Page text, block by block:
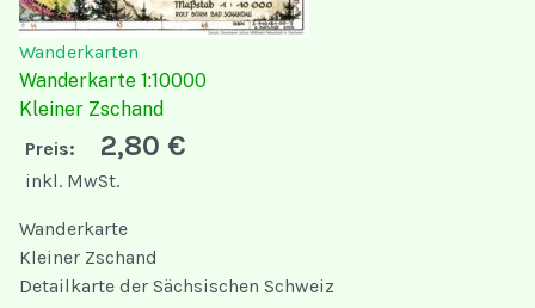
Wanderkarten
Wanderkarte 1:10000
Kleiner Zschand
Preis:
2,80 €
inkl. MwSt.
Wanderkarte
Kleiner Zschand
Detailkarte der Sächsischen Schweiz